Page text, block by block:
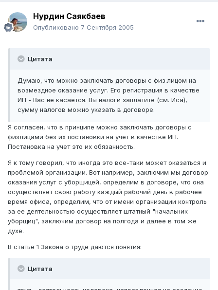
Нурдин Саякбаев
Опубликовано 7 Сентября 2005
Цитата
Думаю, что можно заключать договоры с физ.лицом на
возмездное оказание услуг. Его регистрация в качестве
ИП - Вас не касается. Вы налоги заплатите (см. Иса),
сумму налогов можно указать в договоре.
Я согласен, что в принципе можно заключать договоры с
физлицами без их постановки на учет в качестве ИП.
Постановка на учет это их обязанность.
Я к тому говорил, что иногда это все-таки может оказаться и
проблемой организации. Вот например, заключим мы договор
оказания услуг с уборщицей, определим в договоре, что она
осуществляет свою работу каждый рабочий день в рабочее
время офиса, определим, что от имени организации контроль
за ее деятельностью осуществляет штатный "начальник
уборщиц", заключим договор на полгода и далее в том же
духе.
В статье 1 Закона о труде даются понятия:
Цитата